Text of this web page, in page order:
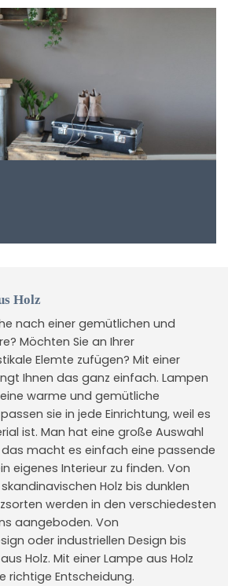
Holz
nach einer gemütlichen und
Möchten Sie an Ihrer
Elemte zufügen? Mit einer
Ihnen das ganz einfach. Lampen
warme und gemütliche
sie in jede Einrichtung, weil es
ist. Man hat eine große Auswahl
macht es einfach eine passende
eigenes Interieur zu finden. Von
Holz bis dunklen
werden in den verschiedesten
aangeboden. Von
oder industriellen Design bis
Holz. Mit einer Lampe aus Holz
richtige Entscheidung.